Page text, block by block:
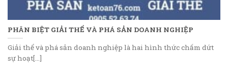
PHÂN BIỆT GIẢI THỂ VÀ PHÁ SẢN DOANH NGHIỆP
Giải thể và phá sản doanh nghiệp là hai hình thức chấm dứt
sự hoạt[...]